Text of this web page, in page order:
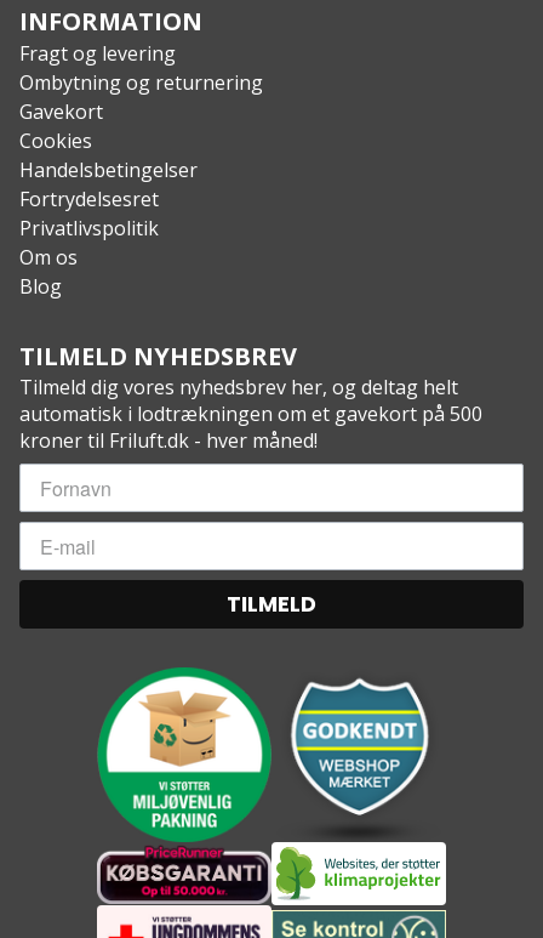
Bredde bund: 60 cm
Vægt: 2.000 g
Pakstørrelse: 25 x 38 cm
Komforttemperatur: -15 °C
Ekstremtemperatur: -36,6 °C
INFORMATION
Fragt og levering
Ombytning og returnering
Gavekort
Cookies
Handelsbetingelser
Fortrydelsesret
Privatlivspolitik
Om os
Blog
TILMELD NYHEDSBREV
Tilmeld dig vores nyhedsbrev her, og deltag helt
automatisk i lodtrækningen om et gavekort på 500
kroner til Friluft.dk - hver måned!
TILMELD